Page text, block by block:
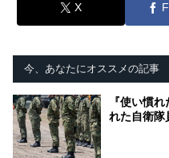
X
今、あなたにオススメの記事
『使い慣
れた自衛